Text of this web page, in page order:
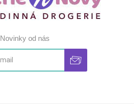
Novinky od nás